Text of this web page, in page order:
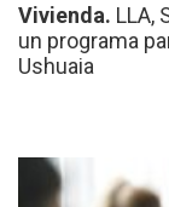
Vivienda. LLA,
un programa
Ushuaia